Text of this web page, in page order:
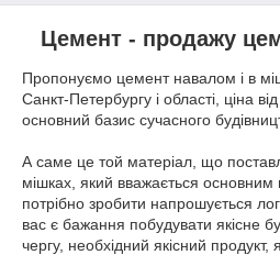
Цемент - продажу
Пропонуємо цемент навалом і в
Санкт-Петербургу і області, ціна
основний базис сучасного
А саме це той матеріал, що
мішках, який вважається основним
потрібно зробити напрошується
вас є бажання побудувати якісне
чергу, необхідний якісний